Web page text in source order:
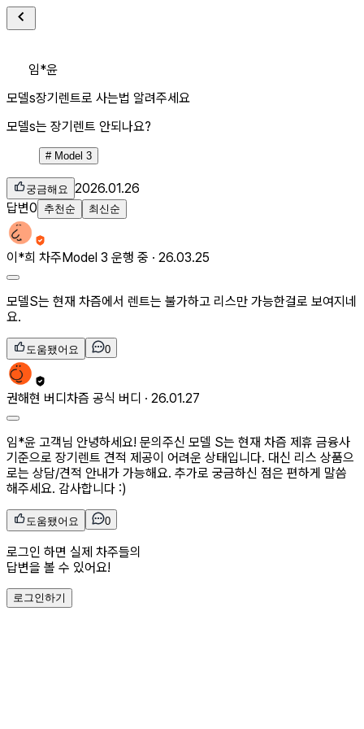
임*윤
모델s장기렌트로 사는법 알려주세요
모델s는 장기렌트 안되나요?
# Model 3
궁금해요 2026.01.26
답변0 추천순 최신순
이*희 차주Model 3 운행 중 · 26.03.25
모델S는 현재 차즘에서 렌트는 불가하고 리스만 가능한걸로 보여지네
요.
도움됐어요 0
권해현 버디 차즘 공식 버디 · 26.01.27
임*윤 고객님 안녕하세요! 문의주신 모델 S는 현재 차즘 제휴 금융사
기준으로 장기렌트 견적 제공이 어려운 상태입니다. 대신 리스 상품으
로는 상담/견적 안내가 가능해요. 추가로 궁금하신 점은 편하게 말씀
해주세요. 감사합니다 :)
도움됐어요 0
로그인 하면 실제 차주들의
답변을 볼 수 있어요!
로그인하기